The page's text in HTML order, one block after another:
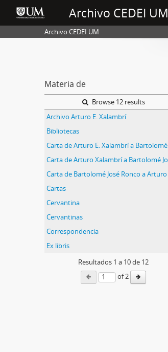
Archivo CEDEI UM
Archivo CEDEI UM
Materia de
Browse 12 results
Archivo Arturo E. Xalambrí
Bibliotecas
Cartas
Cervantina
Cervantinas
Correspondencia
Ex libris
Resultados 1 a 10de 12
of 2